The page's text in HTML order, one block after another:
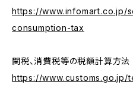
https://www.infomart.co.jp/
consumption-tax
関税、消費税等の税額計算方法
https://www.customs.go.jp/